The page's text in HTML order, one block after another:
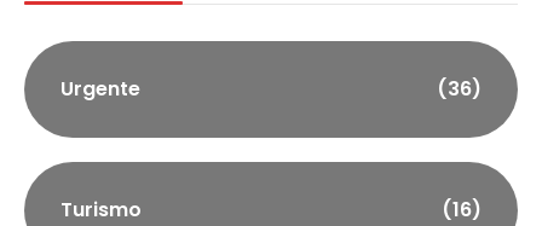
Urgente (36)
Turismo (16)